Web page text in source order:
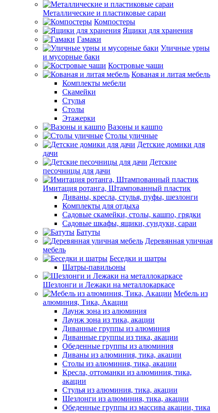
Металлические и пластиковые сараи
Компостеры
Ящики для хранения
Гамаки
Уличные урны
и мусорные баки
Костровые чаши
Кованая и литая мебель
Комплекты мебели
Скамейки
Стулья
Столы
Этажерки
Вазоны и кашпо
Столы уличные
Детские домики для
дачи
Детские
песочницы для дачи
Имитация ротанга, Штампованный пластик
Диваны, кресла, стулья, пуфы, шезлонги
Комплекты для отдыха
Садовые скамейки, столы, кашпо, грядки
Садовые шкафы, ящики, сундуки, сараи
Батуты
Деревянная уличная
мебель
Беседки и шатры
Шатры-павильоны
Шезлонги и Лежаки на металлокаркасе
Мебель из
алюминия, Тика, Акации
Лаунж зона из алюминия
Лаунж зона из тика, акации
Диванные группы из алюминия
Диванные группы из тика, акации
Обеденные группы из алюминия
Диваны из алюминия, тика, акации
Столы из алюминия, тика, акации
Кресла, оттоманки из алюминия, тика,
акации
Стулья из алюминия, тика, акации
Шезлонги из алюминия, тика, акации
Обеденные группы из массива акации, тика